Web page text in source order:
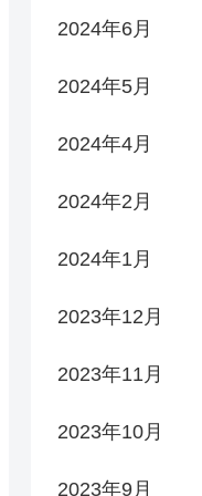
2024年6月
2024年5月
2024年4月
2024年2月
2024年1月
2023年12月
2023年11月
2023年10月
2023年9月